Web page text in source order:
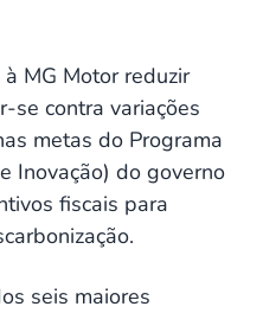
MG Motor reduzir
se contra variações
metas do Programa
Inovação) do governo
fiscais para
seis maiores